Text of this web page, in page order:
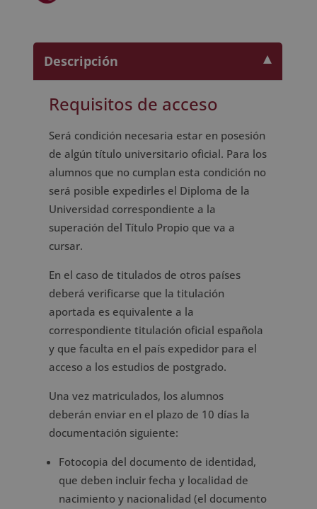
Descripción
Requisitos de acceso
Será condición necesaria estar en posesión
de algún título universitario oficial. Para los
alumnos que no cumplan esta condición no
será posible expedirles el Diploma de la
Universidad correspondiente a la
superación del Título Propio que va a
cursar.
En el caso de titulados de otros países
deberá verificarse que la titulación
aportada es equivalente a la
correspondiente titulación oficial española
y que faculta en el país expedidor para el
acceso a los estudios de postgrado.
Una vez matriculados, los alumnos
deberán enviar en el plazo de 10 días la
documentación siguiente:
Fotocopia del documento de identidad,
que deben incluir fecha y localidad de
nacimiento y nacionalidad (el documento